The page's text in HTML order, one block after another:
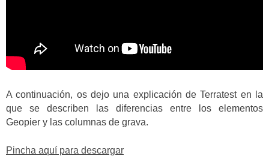
A continuación, os dejo una explicación de Terratest en la
que se describen las diferencias entre los elementos
Geopier y las columnas de grava.
Pincha aquí para descargar